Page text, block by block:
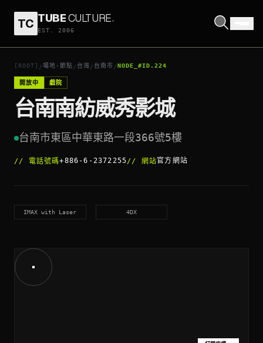
TC TUBECULTURE.
EST. 2006
[ROOT] /場地·節點 / 台灣 / 台南市 /NODE_#ID.224
開放中 戲院
台南南紡威秀影城
台南市東區中華東路一段366號5樓
// 電話號碼+886-6-2372255// 網站官方網站
IMAX with Laser 4DX
台南南紡威秀影城